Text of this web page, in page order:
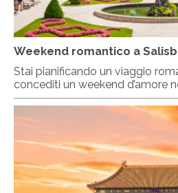
Weekend romantico a
Stai pianificando un viaggio
concediti un weekend d’amore